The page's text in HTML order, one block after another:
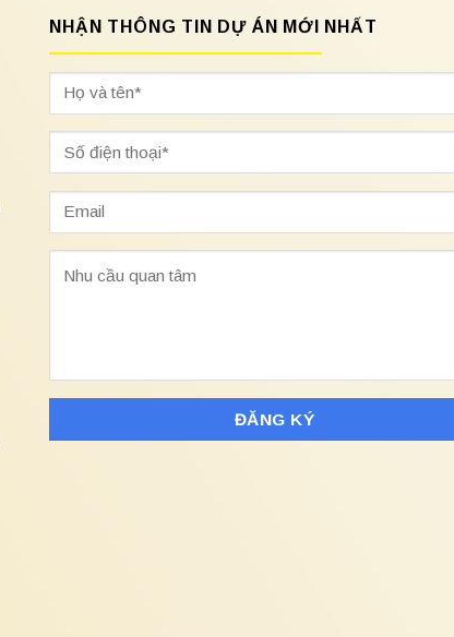
NHẬN THÔNG TIN DỰ ÁN MỚI NHẤT